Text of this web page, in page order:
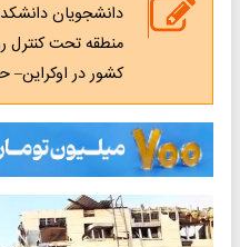
دانشجویان
منطقه تحت کنترل
کشور در اوکراین–